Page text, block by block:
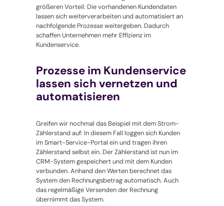
größeren Vorteil: Die vorhandenen Kundendaten
lassen sich weiterverarbeiten und automatisiert an
nachfolgende Prozesse weitergeben. Dadurch
schaffen Unternehmen mehr Effizienz im
Kundenservice.
Prozesse im Kundenservice
lassen sich vernetzen und
automatisieren
Greifen wir nochmal das Beispiel mit dem Strom-
Zählerstand auf: In diesem Fall loggen sich Kunden
im Smart-Service-Portal ein und tragen ihren
Zählerstand selbst ein. Der Zählerstand ist nun im
CRM-System gespeichert und mit dem Kunden
verbunden. Anhand den Werten berechnet das
System den Rechnungsbetrag automatisch. Auch
das regelmäßige Versenden der Rechnung
übernimmt das System.